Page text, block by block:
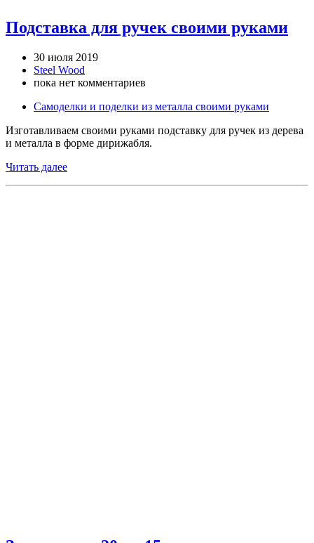
Подставка для ручек своими руками
30 июля 2019
Steel Wood
пока нет комментариев
Самоделки и поделки из металла своими руками
Изготавливаем своими руками подставку для ручек из дерева
и металла в форме дирижабля.
Читать далее